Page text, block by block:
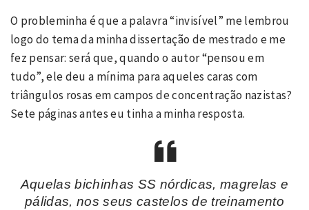
O probleminha é que a palavra “invisível” me lembrou
logo do tema da minha dissertação de mestrado e me
fez pensar: será que, quando o autor “pensou em
tudo”, ele deu a mínima para aqueles caras com
triângulos rosas em campos de concentração nazistas?
Sete páginas antes eu tinha a minha resposta.
Aquelas bichinhas SS nórdicas, magrelas e
pálidas, nos seus castelos de treinamento